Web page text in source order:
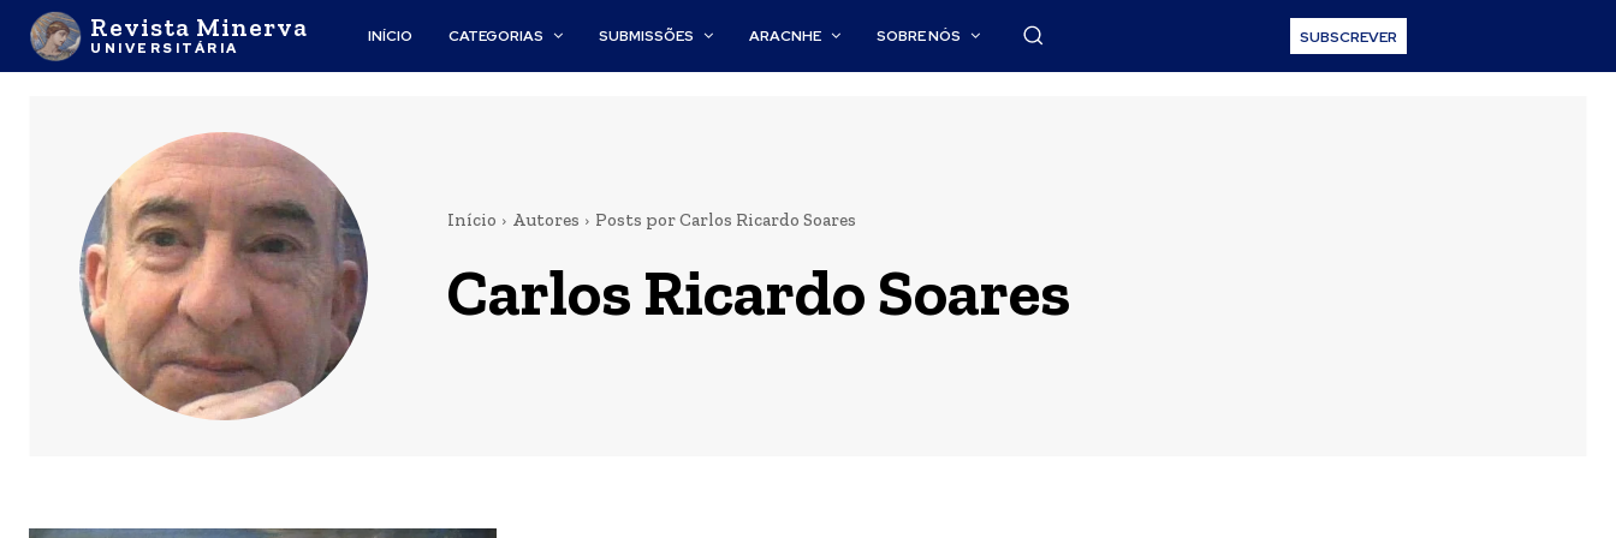
Revista Minerva
UNIVERSITÁRIA
INÍCIO CATEGORIAS SUBMISSÕES ARACNHE SOBRE NÓS SUBSCREVER
Início Autores Posts por Carlos Ricardo Soares
Carlos Ricardo Soares